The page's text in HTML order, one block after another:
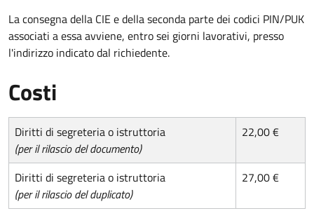
La consegna della CIE e della seconda parte dei codici PIN/PUK
associati a essa avviene, entro sei giorni lavorativi, presso
l'indirizzo indicato dal richiedente.
Costi
Diritti di segreteria o istruttoria
(per il rilascio del documento)
22,00 €
Diritti di segreteria o istruttoria
(per il rilascio del duplicato)
27,00 €